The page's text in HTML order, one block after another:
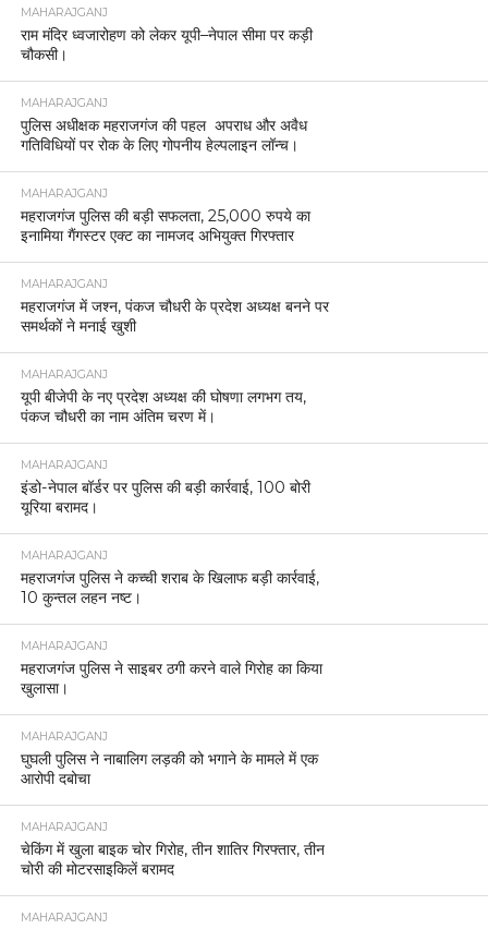
MAHARAJGANJ
राम मंदिर ध्वजारोहण को लेकर यूपी–नेपाल सीमा पर कड़ी
चौकसी।
MAHARAJGANJ
पुलिस अधीक्षक महराजगंज की पहल अपराध और अवैध
गतिविधियों पर रोक के लिए गोपनीय हेल्पलाइन लॉन्च।
MAHARAJGANJ
महराजगंज पुलिस की बड़ी सफलता, 25,000 रुपये का
इनामिया गैंगस्टर एक्ट का नामजद अभियुक्त गिरफ्तार
MAHARAJGANJ
महराजगंज में जश्न, पंकज चौधरी के प्रदेश अध्यक्ष बनने पर
समर्थकों ने मनाई खुशी
MAHARAJGANJ
यूपी बीजेपी के नए प्रदेश अध्यक्ष की घोषणा लगभग तय,
पंकज चौधरी का नाम अंतिम चरण में।
MAHARAJGANJ
इंडो-नेपाल बॉर्डर पर पुलिस की बड़ी कार्रवाई, 100 बोरी
यूरिया बरामद।
MAHARAJGANJ
महराजगंज पुलिस ने कच्ची शराब के खिलाफ बड़ी कार्रवाई,
10 कुन्तल लहन नष्ट।
MAHARAJGANJ
महराजगंज पुलिस ने साइबर ठगी करने वाले गिरोह का किया
खुलासा।
MAHARAJGANJ
घुघली पुलिस ने नाबालिग लड़की को भगाने के मामले में एक
आरोपी दबोचा
MAHARAJGANJ
चेकिंग में खुला बाइक चोर गिरोह, तीन शातिर गिरफ्तार, तीन
चोरी की मोटरसाइकिलें बरामद
MAHARAJGANJ